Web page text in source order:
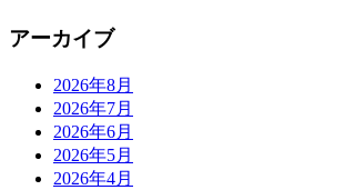
アーカイブ
2026年8月
2026年7月
2026年6月
2026年5月
2026年4月